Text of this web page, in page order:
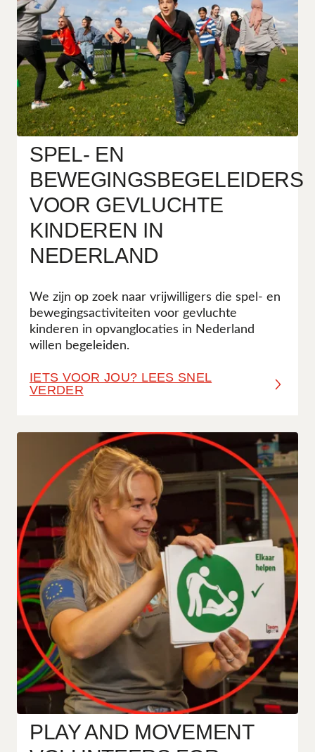
SPEL- EN
BEWEGINGSBEGELEIDERS
VOOR GEVLUCHTE
KINDEREN IN
NEDERLAND
We zijn op zoek naar vrijwilligers die spel- en
bewegingsactiviteiten voor gevluchte
kinderen in opvanglocaties in Nederland
willen begeleiden.
IETS VOOR JOU? LEES SNEL
VERDER
PLAY AND MOVEMENT